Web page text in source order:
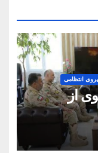
انتظامی
از